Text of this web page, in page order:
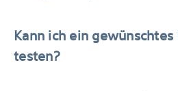
Kann ich ein
testen?